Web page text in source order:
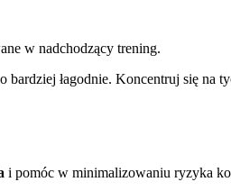
w nadchodzący trening.
bardziej łagodnie. Koncentruj się na
i pomóc w minimalizowaniu ryzyka